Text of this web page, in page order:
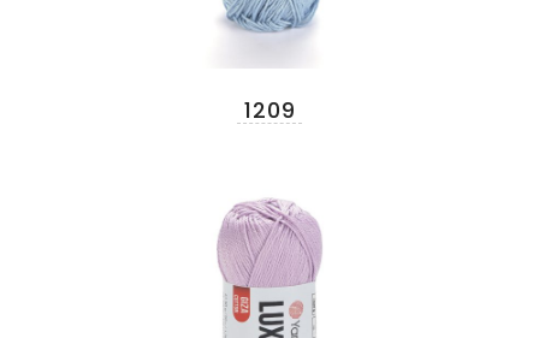
1209